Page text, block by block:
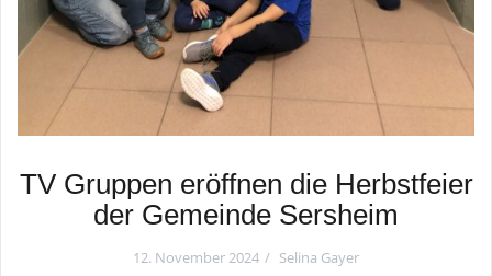
TV Gruppen eröffnen die Herbstfeier
der Gemeinde Sersheim
12. November 2024 Selina Gayer